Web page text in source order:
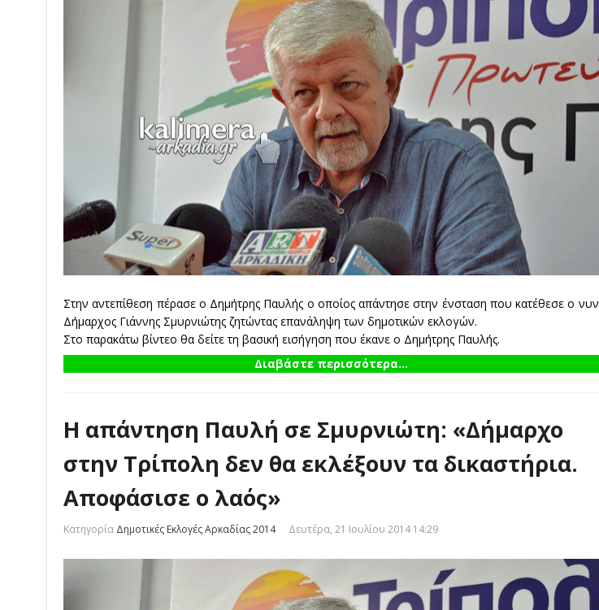
Στην αντεπίθεση πέρασε ο Δημήτρης Παυλής ο οποίος απάντησε στην ένσταση που κατέθεσε ο νυν
Δήμαρχος Γιάννης Σμυρνιώτης ζητώντας επανάληψη των δημοτικών εκλογών.
Στο παρακάτω βίντεο θα δείτε τη βασική εισήγηση που έκανε ο Δημήτρης Παυλής.
Διαβάστε περισσότερα...
Η απάντηση Παυλή σε Σμυρνιώτη: «Δήμαρχο
στην Τρίπολη δεν θα εκλέξουν τα δικαστήρια.
Αποφάσισε ο λαός»
Κατηγορία Δημοτικές Εκλογές Αρκαδίας 2014 Δευτέρα, 21 Ιουλίου 2014 14:29